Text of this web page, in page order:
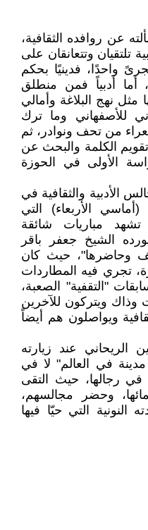
عن روافده الثقافية،
تلتقيان وتتعانقان على
واحدًا، فدينيًا بحكم
أما أدبياً فمن منطلق
مثل نهج البلاغة وأمالي
للأصفهاني وما ترك
من تحف ونوادر، ثم
الكلمة والبحث عن
الأولى في الحوزة
الأدبية والثقافية في
(أماسي الأربعاء) التي
مباريات شائقة
الشيخ جعفر باقر
وحاضرها"، حيث كان
تجري فيه المطاردات
"التقفية" الصعبة،
وذاك ويتركون للآخرين
ويواصلون هم أيضاً
الريحاني عند زيارته
"أعظم مدينة في العالم" لا في
رجالها، حيث التقى
وحضر مجالسهم،
التي حيّا فيها